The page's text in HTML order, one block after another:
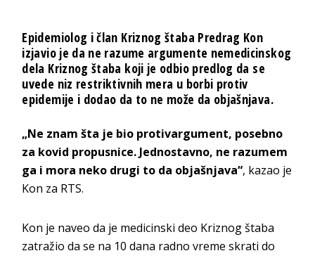
Epidemiolog i član Kriznog štaba Predrag Kon
izjavio je da ne razume argumente nemedicinskog
dela Kriznog štaba koji je odbio predlog da se
uvede niz restriktivnih mera u borbi protiv
epidemije i dodao da to ne može da objašnjava.
„Ne znam šta je bio protivargument, posebno
za kovid propusnice. Jednostavno, ne razumem
ga i mora neko drugi to da objašnjava“, kazao je
Kon za RTS.
Kon je naveo da je medicinski deo Kriznog štaba
zatražio da se na 10 dana radno vreme skrati do